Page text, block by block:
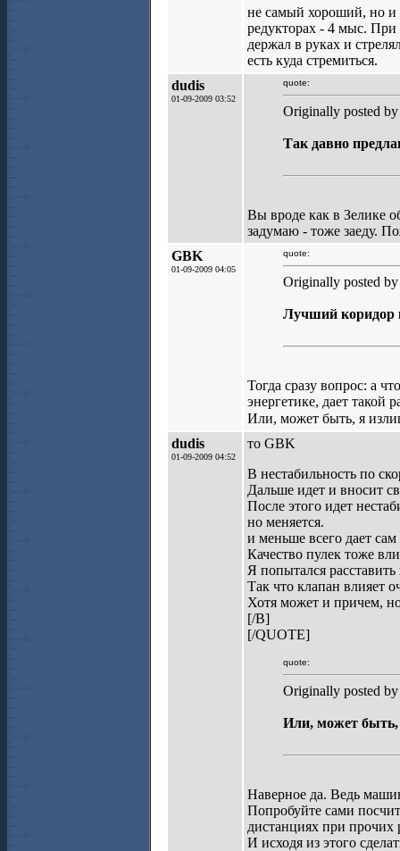
не самый хороший, но и
редукторах - 4 мыс.
держал в руках и
есть куда стремиться.
dudis
01-09-2009 03:52
quote:
Originally posted
Так давно
Вы вроде как в Зелике
задумаю - тоже заеду.
GBK
01-09-2009 04:05
quote:
Originally posted
Лучший коридор
Тогда сразу вопрос: а
энергетике, дает такой
Или, может быть, я
dudis
01-09-2009 04:52
то GBK
В нестабильность по
Дальше идет и вносит
После этого идет
но меняется.
и меньше всего дает
Качество пулек тоже
Я попытался
Так что клапан влияет
Хотя может и причем,
[/B]
[/QUOTE]
quote:
Originally posted
Или, может быть,
Наверное да. Ведь
Попробуйте сами
дистанциях при прочих
И исходя из этого